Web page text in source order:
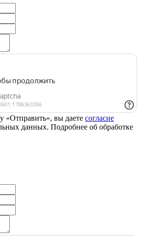
«Отправить», вы даете согласие
данных. Подробнее об обработке